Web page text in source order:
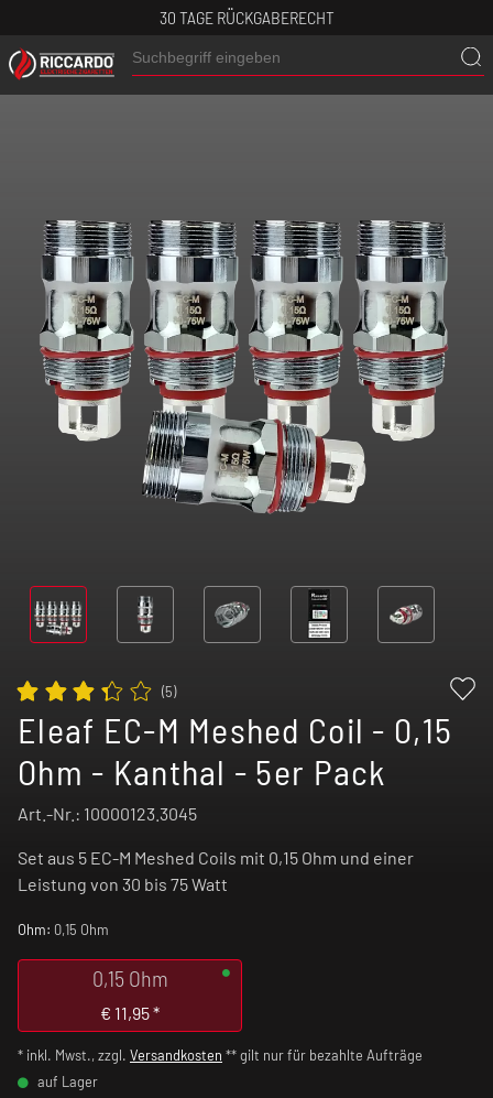
30 TAGE RÜCKGABERECHT
(5)
Eleaf EC-M Meshed Coil - 0,15
Ohm - Kanthal - 5er Pack
Art.-Nr.: 10000123.3045
Set aus 5 EC-M Meshed Coils mit 0,15 Ohm und einer
Leistung von 30 bis 75 Watt
Ohm: 0,15 Ohm
0,15 Ohm
€ 11,95*
* inkl. Mwst., zzgl. Versandkosten ** gilt nur für bezahlte Aufträge
auf Lager